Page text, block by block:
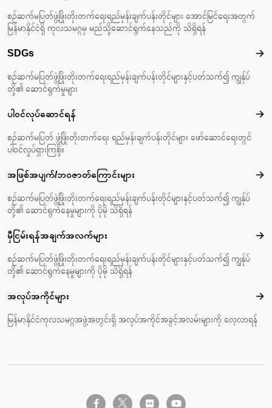
စဉ်ဆက်မပြတ်ဖွံ့ဖြိုးတိုးတက်ရေးရည်မှန်းချက်ပန်းတိုင်များ အောင်မြင်ရေးအတွက်
မြန်မာနိုင်ငံရှိ ကုလသမဂ္ဂမှ မည်သို့ဆောင်ရွက်နေသည်ကို သိရှိရန်
SDGs
စဉ်ဆက်မပြတ်ဖွံ့ဖြိုးတိုးတက်ရေးရည်မှန်းချက်ပန်းတိုင်များနှင့်ပတ်သက်၍ ကျွန်ုပ်
တို့၏ ဆောင်ရွက်မှုများ
ပါဝင်လုပ်ဆောင်ရန် ပါ
စဉ်ဆက်မပြတ် ဖွံ့ဖြိုးတိုးတက်ရေး ရည်မှန်းချက်ပန်းတိုင်များ ဖော်ဆောင်ရေးတွင်
ပါဝင်လှုပ်ရှားကြစို့။
အဖြစ်အပျက်/ဘဝဇာတ်‌ကြောင်းများ အဖ
စဉ်ဆက်မပြတ်ဖွံ့ဖြိုးတိုးတက်ရေးရည်မှန်းချက်ပန်းတိုင်များနှင့်ပတ်သက်၍ ကျွန်ုပ်
တို့၏ ဆောင်ရွက်နေမှုများကို ပိုမို သိရှိရန်
မှီငြမ်းရန်အချက်အလက်များ မှီင
စဉ်ဆက်မပြတ်ဖွံ့ဖြိုးတိုးတက်ရေးရည်မှန်းချက်ပန်းတိုင်များနှင့်ပတ်သက်၍ ကျွန်ုပ်
တို့၏ ဆောင်ရွက်နေမှုများကို ပိုမို သိရှိရန်
အလုပ်အကိုင်များ အလု
မြန်မာနိုင်ငံကုလသမဂ္ဂအဖွဲ့အတွင်းရှိ အလုပ်အကိုင်အခွင့်အလမ်းများကို လေ့လာရန်
facebook-ftwitter-x flickr youtube